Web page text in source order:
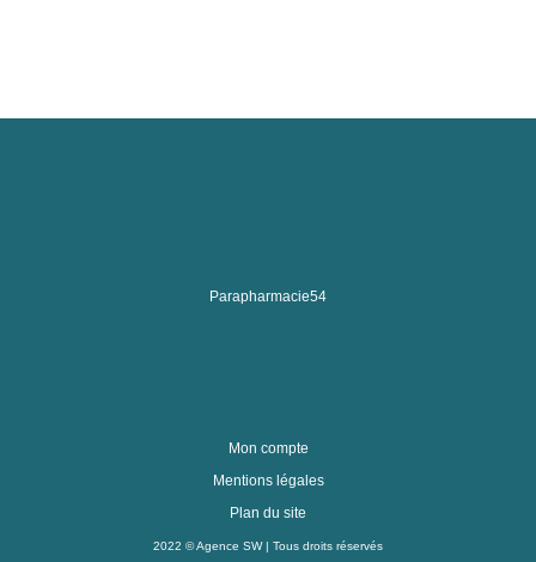
Parapharmacie54
Mon compte
Mentions légales
Plan du site
2022 ©Agence SW| Tous droits réservés